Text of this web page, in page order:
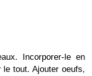
Incorporer-le en
le tout. Ajouter oeufs,